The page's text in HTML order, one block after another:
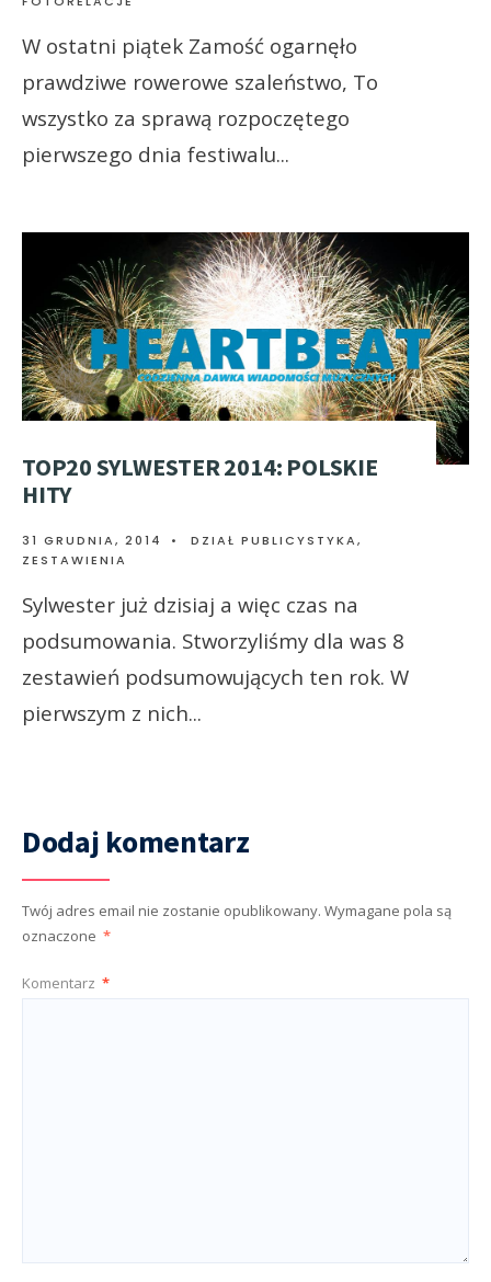
W ostatni piątek Zamość ogarnęło
prawdziwe rowerowe szaleństwo, To
wszystko za sprawą rozpoczętego
pierwszego dnia festiwalu...
TOP20 SYLWESTER 2014: POLSKIE
HITY
31 GRUDNIA, 2014 • DZIAŁ PUBLICYSTYKA,
ZESTAWIENIA
Sylwester już dzisiaj a więc czas na
podsumowania. Stworzyliśmy dla was 8
zestawień podsumowujących ten rok. W
pierwszym z nich...
Dodaj komentarz
Twój adres email nie zostanie opublikowany. Wymagane pola są
oznaczone *
Komentarz *